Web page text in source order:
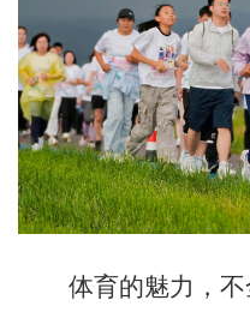
体育的魅力，不